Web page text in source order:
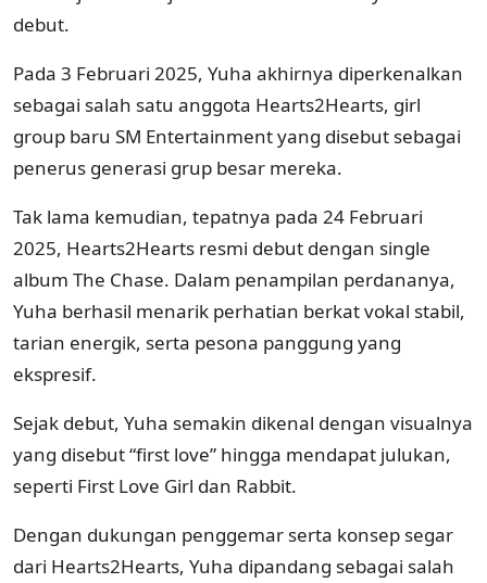
debut.
Pada 3 Februari 2025, Yuha akhirnya diperkenalkan
sebagai salah satu anggota Hearts2Hearts, girl
group baru SM Entertainment yang disebut sebagai
penerus generasi grup besar mereka.
Tak lama kemudian, tepatnya pada 24 Februari
2025, Hearts2Hearts resmi debut dengan single
album The Chase. Dalam penampilan perdananya,
Yuha berhasil menarik perhatian berkat vokal stabil,
tarian energik, serta pesona panggung yang
ekspresif.
Sejak debut, Yuha semakin dikenal dengan visualnya
yang disebut “first love” hingga mendapat julukan,
seperti First Love Girl dan Rabbit.
Dengan dukungan penggemar serta konsep segar
dari Hearts2Hearts, Yuha dipandang sebagai salah